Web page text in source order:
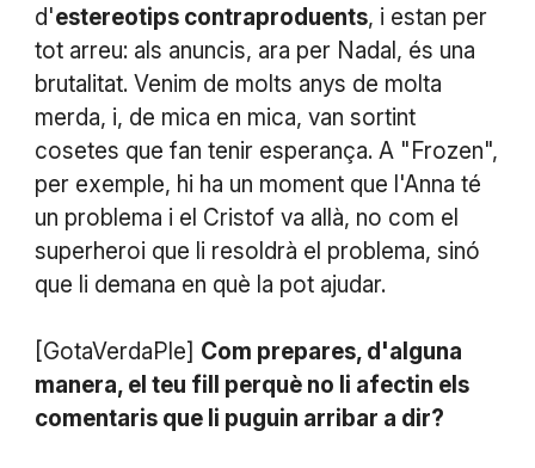
d'estereotips contraproduents, i estan per
tot arreu: als anuncis, ara per Nadal, és una
brutalitat. Venim de molts anys de molta
merda, i, de mica en mica, van sortint
cosetes que fan tenir esperança. A "Frozen",
per exemple, hi ha un moment que l'Anna té
un problema i el Cristof va allà, no com el
superheroi que li resoldrà el problema, sinó
que li demana en què la pot ajudar.
[GotaVerdaPle] Com prepares, d'alguna
manera, el teu fill perquè no li afectin els
comentaris que li puguin arribar a dir?